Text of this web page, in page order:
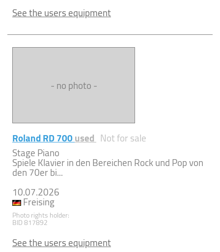
See the users equipment
- no photo -
Roland RD 700used Not for sale
Stage Piano
Spiele Klavier in den Bereichen Rock und Pop von
den 70er bi...
10.07.2026
Freising
Photo rights holder:
BID 817892
See the users equipment